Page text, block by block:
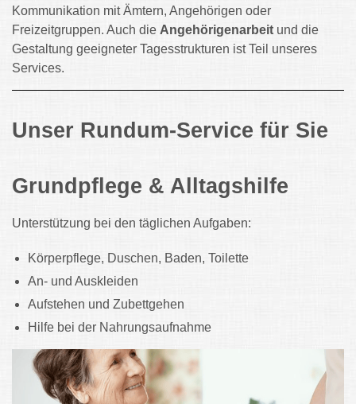
Kommunikation mit Ämtern, Angehörigen oder
Freizeitgruppen. Auch die Angehörigenarbeit und die
Gestaltung geeigneter Tagesstrukturen ist Teil unseres
Services.
Unser Rundum-Service für Sie
Grundpflege & Alltagshilfe
Unterstützung bei den täglichen Aufgaben:
Körperpflege, Duschen, Baden, Toilette
An- und Auskleiden
Aufstehen und Zubettgehen
Hilfe bei der Nahrungsaufnahme